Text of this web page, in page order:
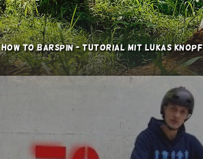
How to Barspin - Tutorial mit Lukas Knopf